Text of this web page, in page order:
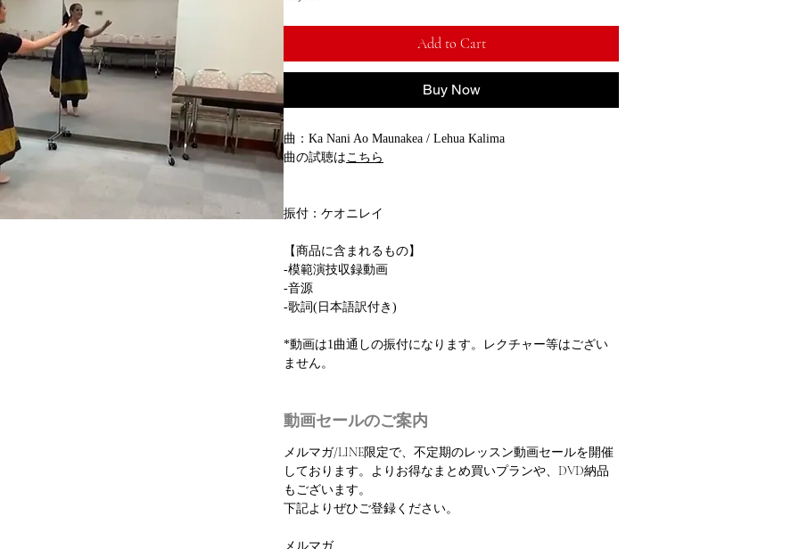
Add to Cart
Buy Now
曲：Ka Nani Ao Maunakea / Lehua Kalima
曲の試聴はこちら
振付：ケオニレイ
【商品に含まれるもの】
-模範演技収録動画
-音源
-歌詞(日本語訳付き)
*動画は1曲通しの振付になります。レクチャー等はござい
ません。
動画セールのご案内
メルマガ/LINE限定で、不定期のレッスン動画セールを開催
しております。よりお得なまとめ買いプランや、DVD納品
もございます。
下記よりぜひご登録ください。
メルマガ